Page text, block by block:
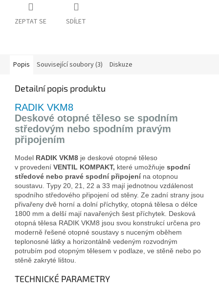
ZEPTAT SE SDÍLET
Popis Související soubory (3) Diskuze
Detailní popis produktu
RADIK VKM8
Deskové otopné těleso se spodním
středovým nebo spodním pravým
připojením
Model RADIK VKM8 je deskové otopné těleso
v provedení VENTIL KOMPAKT, které umožňuje spodní
středové nebo pravé spodní připojenína otopnou
soustavu. Typy 20, 21, 22 a 33 mají jednotnou vzdálenost
spodního středového připojení od stěny. Ze zadní strany jsou
přivařeny dvě horní a dolní příchytky, otopná tělesa o délce
1800 mm a delší mají navařených šest příchytek. Desková
otopná tělesa RADIK VKM8 jsou svou konstrukcí určena pro
moderně řešené otopné soustavy s nuceným oběhem
teplonosné látky a horizontálně vedeným rozvodným
potrubím pod otopným tělesem v podlaze, ve stěně nebo po
stěně zakryté lištou.
TECHNICKÉ PARAMETRY